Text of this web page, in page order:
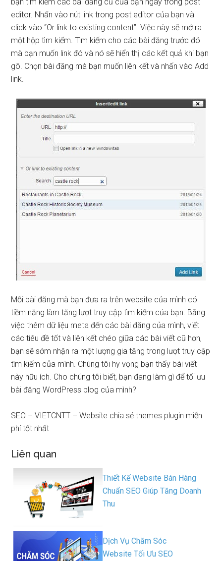
editor. Nhấn vào nút link trong post editor của bạn và
click vào “Or link to existing content”. Việc này sẽ mở ra
một hộp tìm kiếm. Tìm kiếm cho các bài đăng trước đó
mà bạn muốn link đó và nó sẽ hiển thị các kết quả khi bạn
gõ. Chọn bài đăng mà bạn muốn liên kết và nhấn vào Add
link.
Mỗi bài đăng mà bạn đưa ra trên website của mình có
tiềm năng làm tăng lượt truy cập tìm kiếm của bạn. Bằng
việc thêm dữ liệu meta đến các bài đăng của mình, viết
các tiêu đề tốt và liên kết chéo giữa các bài viết cũ hơn,
bạn sẽ sớm nhận ra một lượng gia tăng trong lượt truy cập
tìm kiếm của mình. Chúng tôi hy vọng bạn thấy bài viết
này hữu ích. Cho chúng tôi biết, bạn đang làm gì để tối ưu
bài đăng WordPress blog của mình?
SEO – VIETCNTT – Website chia sẻ themes plugin miễn
phí tốt nhất
Liên quan
Thiết Kế Website Bán Hàng
Chuẩn SEO Giúp Tăng Doanh
Thu
Dịch Vụ Chăm Sóc
Website Tối Ưu SEO